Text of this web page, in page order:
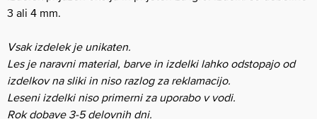
3 ali 4 mm.
Vsak izdelek je unikaten.
Les je naravni material, barve in izdelki lahko odstopajo od
izdelkov na sliki in niso razlog za reklamacijo.
Leseni izdelki niso primerni za uporabo v vodi.
Rok dobave 3-5 delovnih dni.